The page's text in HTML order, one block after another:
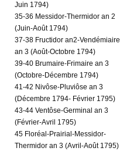
Juin 1794)
35-36 Messidor-Thermidor an 2
(Juin-Août 1794)
37-38 Fructidor an2-Vendémiaire
an 3 (Août-Octobre 1794)
39-40 Brumaire-Frimaire an 3
(Octobre-Décembre 1794)
41-42 Nivôse-Pluviôse an 3
(Décembre 1794- Février 1795)
43-44 Ventôse-Germinal an 3
(Février-Avril 1795)
45 Floréal-Prairial-Messidor-
Thermidor an 3 (Avril-Août 1795)